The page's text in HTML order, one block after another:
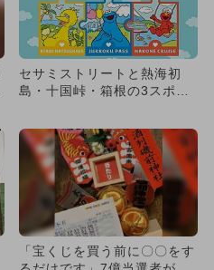
セサミストリートと熱海初
島・十国峠・箱根の3スポッ
開催
「宝くじを買う前に〇〇をす